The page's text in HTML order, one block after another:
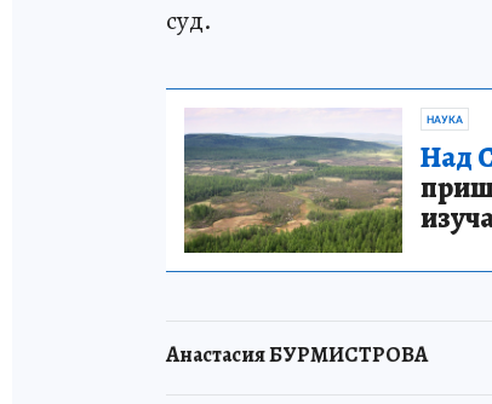
суд.
НАУКА
Над
Анастасия БУРМИСТРОВА